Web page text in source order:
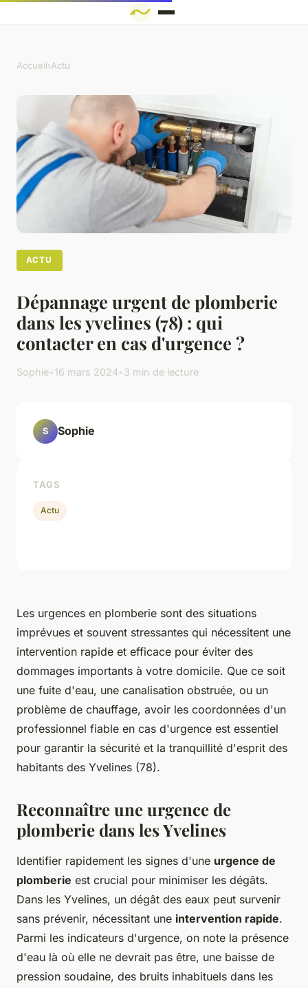
Accueil›Actu
ACTU
Dépannage urgent de plomberie
dans les yvelines (78) : qui
contacter en cas d'urgence ?
Sophie•16 mars 2024•3 min de lecture
Les urgences en plomberie sont des situations
imprévues et souvent stressantes qui nécessitent une
intervention rapide et efficace pour éviter des
dommages importants à votre domicile. Que ce soit
une fuite d'eau, une canalisation obstruée, ou un
problème de chauffage, avoir les coordonnées d'un
professionnel fiable en cas d'urgence est essentiel
pour garantir la sécurité et la tranquillité d'esprit des
habitants des Yvelines (78).
Reconnaître une urgence de
plomberie dans les Yvelines
Identifier rapidement les signes d'une urgence de
plomberie est crucial pour minimiser les dégâts.
Dans les Yvelines, un dégât des eaux peut survenir
sans prévenir, nécessitant une intervention rapide.
Parmi les indicateurs d'urgence, on note la présence
d'eau là où elle ne devrait pas être, une baisse de
pression soudaine, des bruits inhabituels dans les
S Sophie
TAGS
Actu